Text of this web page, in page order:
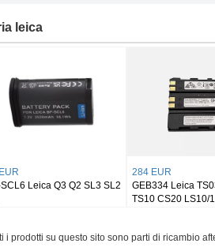
leica
26 EUR
DC17 LEICA Sofort, Sofort
Film, Sofort SP2
267 EUR
GEB821 LEICA
879638
i prodotti su questo sito sono parti di ricambio